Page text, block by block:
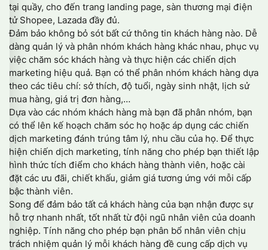
tại quầy, cho đến trang landing page, sàn thương mại điện
tử Shopee, Lazada đầy đủ.
Đảm bảo không bỏ sót bất cứ thông tin khách hàng nào. Dễ
dàng quản lý và phân nhóm khách hàng khác nhau, phục vụ
việc chăm sóc khách hàng và thực hiện các chiến dịch
marketing hiệu quả. Bạn có thể phân nhóm khách hàng dựa
theo các tiêu chí: sở thích, độ tuổi, ngày sinh nhật, lịch sử
mua hàng, giá trị đơn hàng,…
Dựa vào các nhóm khách hàng mà bạn đã phân nhóm, bạn
có thể lên kế hoạch chăm sóc họ hoặc áp dụng các chiến
dịch marketing đánh trúng tâm lý, nhu cầu của họ. Để thực
hiện chiến dịch marketing, tính năng cho phép bạn thiết lập
hình thức tích điểm cho khách hàng thành viên, hoặc cài
đặt các ưu đãi, chiết khấu, giảm giá tương ứng với mỗi cấp
bậc thành viên.
Song để đảm bảo tất cả khách hàng của bạn nhận được sự
hỗ trợ nhanh nhất, tốt nhất từ đội ngũ nhân viên của doanh
nghiệp. Tính năng cho phép bạn phân bổ nhân viên chịu
trách nhiệm quản lý mỗi khách hàng đề cung cấp dịch vụ